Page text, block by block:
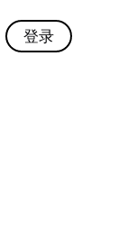
登录